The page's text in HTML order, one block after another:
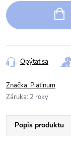
cena:
Opýtať sa
Značka: Platinum
Záruka: 2 roky
Popis produktu